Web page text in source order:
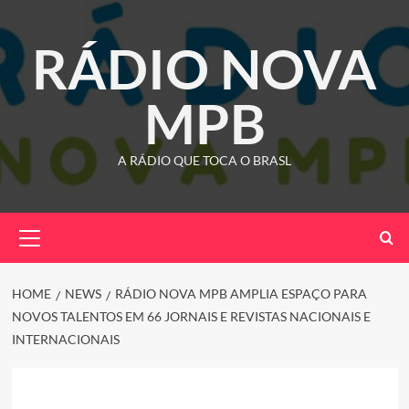
to
contentRÁDIO NOVA
MPB
A RÁDIO QUE TOCA O BRASL
Menu
HOME NEWS
RÁDIO NOVA MPB AMPLIA ESPAÇO PARA
NOVOS TALENTOS EM 66 JORNAIS E REVISTAS NACIONAIS E
INTERNACIONAIS